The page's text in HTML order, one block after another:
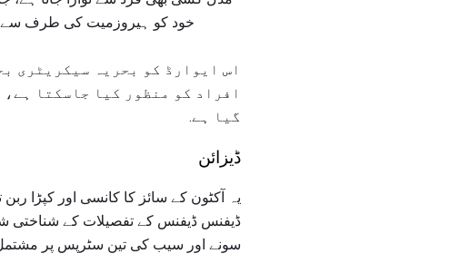
خود کو ہیروزمیت کی طرف سے
اس ایوارڈ کو بحریہ سیکریٹری
افراد کو منظور کیا جاسکتا
گیا ہے.
ڈیزائن
یہ آکٹون کے سائز کا کانسی اور کپڑا ربن
سونے اور سیب کی تین سٹرپس پر